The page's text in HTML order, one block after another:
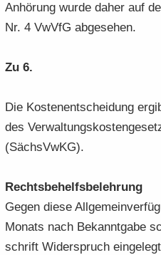
An­hö­rung wurde daher auf
Nr. 4 VwVfG ab­ge­se­hen.
Zu 6.
Die Kos­ten­ent­schei­dung
des
(Sächs­VwKG).
Rechts­be­helfs­be­leh­rung
Gegen diese
Mo­nats nach Be­kannt­ga­be
schrift Wi­der­spruch